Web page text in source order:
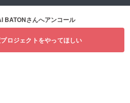
BATONさんへアンコール
ロジェクトをやってほしい